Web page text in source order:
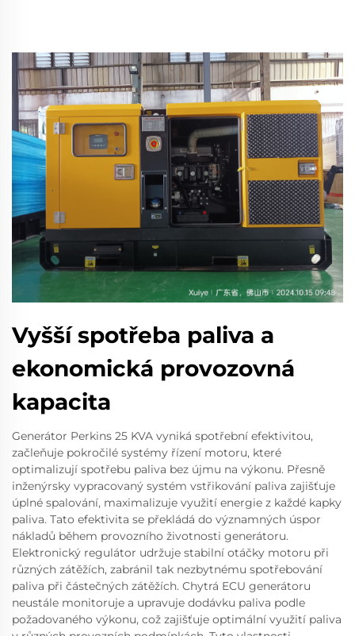
Vyšší spotřeba paliva a
ekonomická provozovná
kapacita
Generátor Perkins 25 KVA vyniká spotřební efektivitou,
začleňuje pokročilé systémy řízení motoru, které
optimalizují spotřebu paliva bez újmu na výkonu. Přesně
inženýrsky vypracovaný systém vstřikování paliva zajišťuje
úplné spalování, maximalizuje využití energie z každé kapky
paliva. Tato efektivita se překládá do významných úspor
nákladů během provozního životnosti generátoru.
Elektronický regulátor udržuje stabilní otáčky motoru při
různých zátěžích, zabránil tak nezbytnému spotřebování
paliva při částečných zátěžích. Chytrá ECU generátoru
neustále monitoruje a upravuje dodávku paliva podle
požadovaného výkonu, což zajišťuje optimální využití paliva